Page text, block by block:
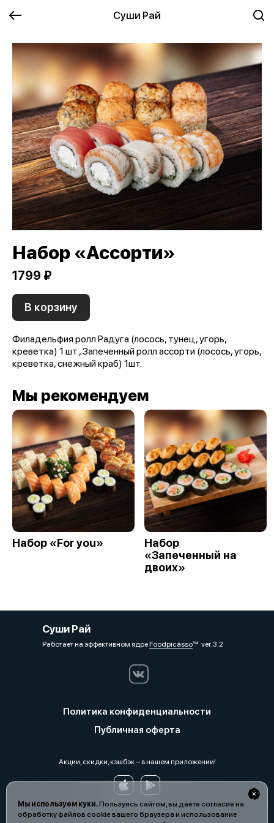
Суши Рай
Мы используем куки.Пользуясь сайтом, вы даёте согласие на
обработку файлов cookie вашего браузера и использование
Набор «Ассорти»
1799 ₽
В корзину
Филадельфия ролл Радуга (лосось, тунец, угорь,
креветка) 1 шт., Запеченный ролл ассорти (лосось, угорь,
креветка, снежный краб) 1шт.
Мы рекомендуем
Набор «For you»
Набор
«Запеченный на
двоих»
Суши Рай
Работает на эффективном ядреFoodpicássover. 3.2
Политика конфиденциальности
Публичная оферта
Акции, скидки, кэшбэк − в нашем приложении!